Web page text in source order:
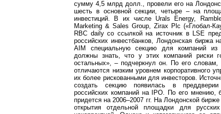
сумму 4,5 млрд долл., провели его на
шесть в основной секции, четыре – на
инвестиций. В их числе Urals Energy,
Marketing & Sales Group, Zirax Plc («Глобал-
RBC daily со ссылкой на источник в LSE
российских инвестбанков, Лондонская биржа
AIM специальную секцию для компаний из
должны знать, что у этих компаний риски
остальных», – подчеркнул он. По его словам,
отличаются низким уровнем корпоративного
их более рискованными для инвесторов.
создать секцию появилась в
российских компаний на IPO. По его мнению,
придется на 2006–2007 гг. На Лондонской
открытия отдельной площадки для